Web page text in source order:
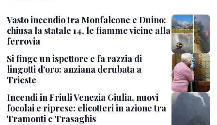
Vasto incendio tra Monfalcone e Duino:
chiusa la statale 14, le fiamme vicine alla
ferrovia
Si finge un ispettore e fa razzia di
lingotti d’oro: anziana derubata a
Trieste
Incendi in Friuli Venezia Giulia, nuovi
focolai e riprese: elicotteri in azione tra
Tramonti e Trasaghis